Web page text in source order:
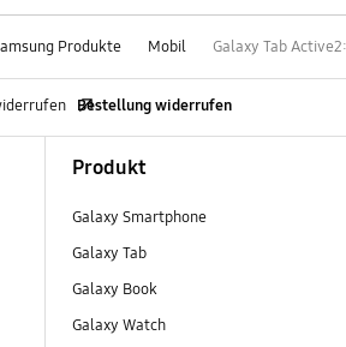
Produkte Mobil Galaxy Tab
Bestellung widerrufen
Produkt
Galaxy Smartphone
Galaxy Tab
Galaxy Book
Galaxy Watch